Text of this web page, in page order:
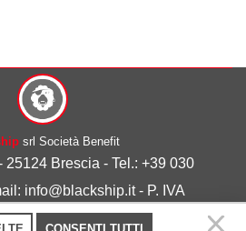
srl Società Benefit
25124 Brescia - Tel.: +39 030
info@blackship.it - P. IVA
CONSENTI TUTTI